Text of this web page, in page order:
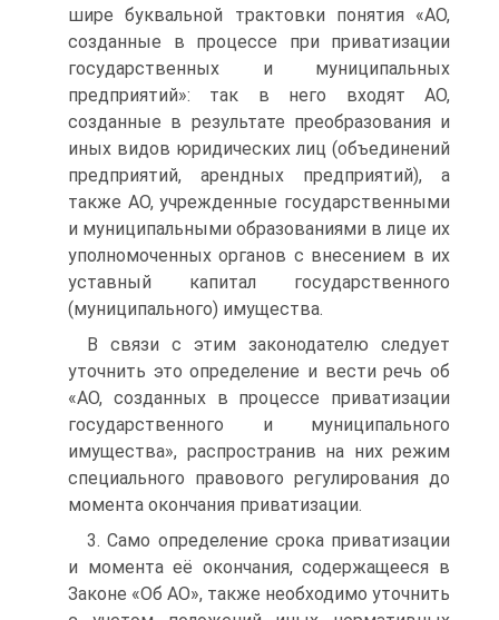
шире буквальной трактовки понятия «АО,
созданные в процессе при приватизации
государственных и муниципальных
предприятий»: так в него входят АО,
созданные в результате преобразования и
иных видов юридических лиц (объединений
предприятий, арендных предприятий), а
также АО, учрежденные государственными
и муниципальными образованиями в лице их
уполномоченных органов с внесением в их
уставный капитал государственного
(муниципального) имущества.
В связи с этим законодателю следует
уточнить это определение и вести речь об
«АО, созданных в процессе приватизации
государственного и муниципального
имущества», распространив на них режим
специального правового регулирования до
момента окончания приватизации.
3. Само определение срока приватизации
и момента её окончания, содержащееся в
Законе «Об АО», также необходимо уточнить